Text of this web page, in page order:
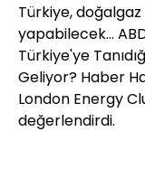
Türkiye,
yapabilecek...
Türkiye'ye
Geliyor? Haber
London Energy
değerlendirdi.